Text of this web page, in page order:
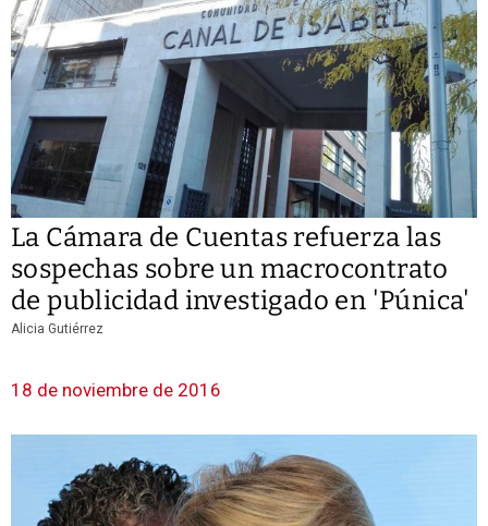
La Cámara de Cuentas refuerza las
sospechas sobre un macrocontrato
de publicidad investigado en 'Púnica'
Alicia Gutiérrez
18 de noviembre de 2016